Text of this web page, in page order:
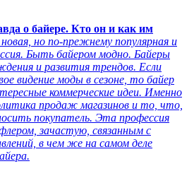
о байере. Кто он и как им
но по-прежнему популярная и
Быть байером модно. Байеры
и развития трендов. Если
видение моды в сезоне, то байер
коммерческие идеи. Именно
продаж магазинов и то, что,
покупатель. Эта профессия
зачастую, связанным с
в чем же на самом деле